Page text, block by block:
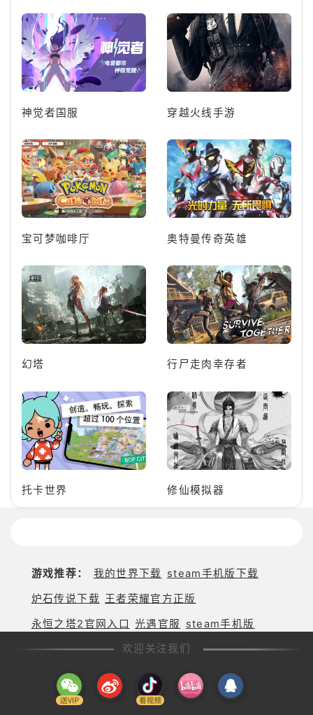
神觉者国服 穿越火线手游
宝可梦咖啡厅 奥特曼传奇英雄
幻塔 行尸走肉幸存者
托卡世界 修仙模拟器
游戏推荐： 我的世界下载 steam手机版下载
炉石传说下载 王者荣耀官方正版
永恒之塔2官网入口 光遇官服
steam手机版
欢迎关注我们